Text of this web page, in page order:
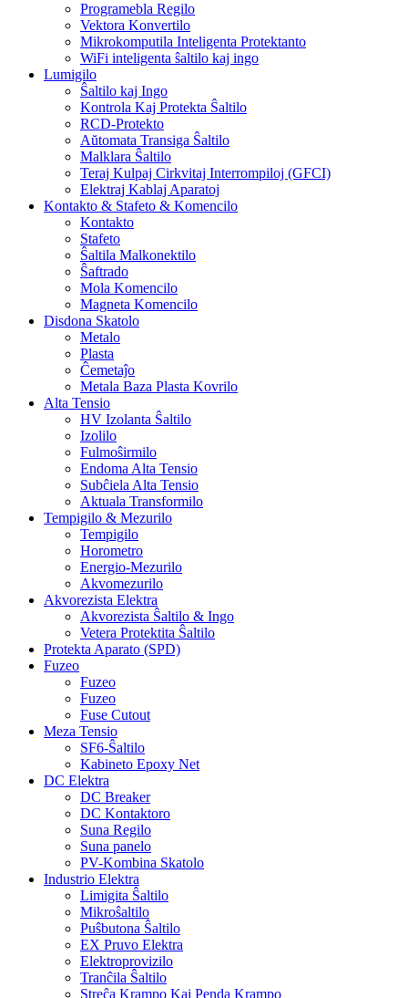
Programebla Regilo
Vektora Konvertilo
Mikrokomputila Inteligenta Protektanto
WiFi inteligenta ŝaltilo kaj ingo
Lumigilo
Ŝaltilo kaj Ingo
Kontrola Kaj Protekta Ŝaltilo
RCD-Protekto
Aŭtomata Transiga Ŝaltilo
Malklara Ŝaltilo
Teraj Kulpaj Cirkvitaj Interrompiloj (GFCI)
Elektraj Kablaj Aparatoj
Kontakto & Stafeto & Komencilo
Kontakto
Stafeto
Ŝaltila Malkonektilo
Ŝaftrado
Mola Komencilo
Magneta Komencilo
Disdona Skatolo
Metalo
Plasta
Ĉemetaĵo
Metala Baza Plasta Kovrilo
Alta Tensio
HV Izolanta Ŝaltilo
Izolilo
Fulmoŝirmilo
Endoma Alta Tensio
Subĉiela Alta Tensio
Aktuala Transformilo
Tempigilo & Mezurilo
Tempigilo
Horometro
Energio-Mezurilo
Akvomezurilo
Akvorezista Elektra
Akvorezista Ŝaltilo & Ingo
Vetera Protektita Ŝaltilo
Protekta Aparato (SPD)
Fuzeo
Fuzeo
Fuzeo
Fuse Cutout
Meza Tensio
SF6-Ŝaltilo
Kabineto Epoxy Net
DC Elektra
DC Breaker
DC Kontaktoro
Suna Regilo
Suna panelo
PV-Kombina Skatolo
Industrio Elektra
Limigita Ŝaltilo
Mikroŝaltilo
Puŝbutona Ŝaltilo
EX Pruvo Elektra
Elektroprovizilo
Tranĉila Ŝaltilo
Streĉa Krampo Kaj Penda Krampo